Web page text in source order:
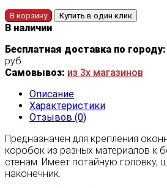
В корзину Купить в один клик
В наличии
Бесплатная доставка по городу:
руб.
Самовывоз: из 3х магазинов
Описание
Характеристики
Отзывов (0)
Предназначен для крепления
коробок из разных материалов к
стенам. Имеет потайную головку,
наконечник.